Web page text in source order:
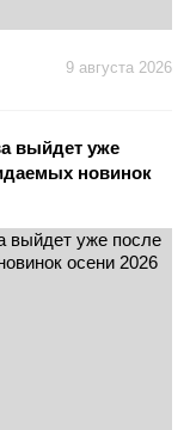
9 августа 2026
выйдет уже
новинок